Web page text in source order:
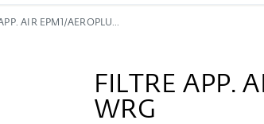
FILTRE APP. AIR EPM1/AEROPLUS WRG
FILTRE APP.
WRG